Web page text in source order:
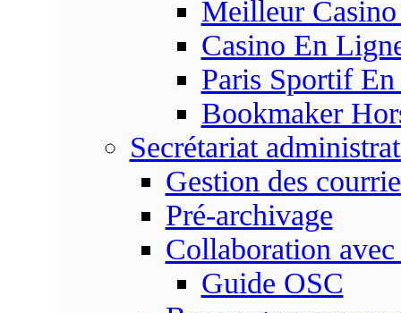
Meilleur
Casino En
Paris Sportif
Bookmaker
Secrétariat
Gestion des
Pré-archivage
Collaboration
Guide OSC